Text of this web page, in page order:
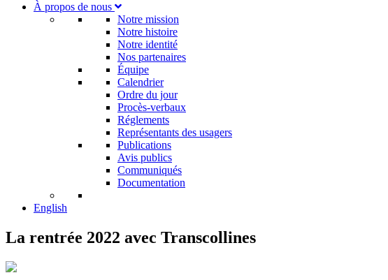
À propos de nous
Notre mission
Notre histoire
Notre identité
Nos partenaires
Équipe
Calendrier
Ordre du jour
Procès-verbaux
Réglements
Représentants des usagers
Publications
Avis publics
Communiqués
Documentation
English
La rentrée 2022 avec Transcollines